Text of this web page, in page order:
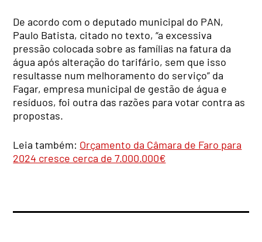
De acordo com o deputado municipal do PAN,
Paulo Batista, citado no texto, “a excessiva
pressão colocada sobre as famílias na fatura da
água após alteração do tarifário, sem que isso
resultasse num melhoramento do serviço” da
Fagar, empresa municipal de gestão de água e
resíduos, foi outra das razões para votar contra as
propostas.
Leia também: Orçamento da Câmara de Faro para
2024 cresce cerca de 7.000.000€